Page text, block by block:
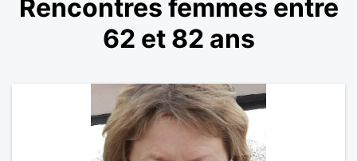
Rencontres femmes entre
62 et 82 ans